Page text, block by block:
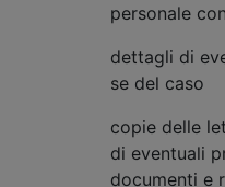
personale
dettagli di
se del caso
copie delle
di eventuali
documenti e